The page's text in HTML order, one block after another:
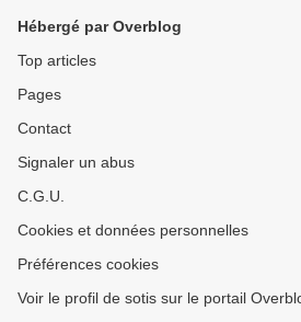
Hébergé par Overblog
Top articles
Pages
Contact
Signaler un abus
C.G.U.
Cookies et données personnelles
Préférences cookies
Voir le profil de sotis sur le portail